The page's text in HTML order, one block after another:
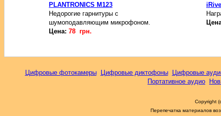
PLANTRONICS M123
Недорогие гарнитуры с
шумоподавляющим микрофоном.
Цена: 78 грн.
Цифровые фотокамеры Цифровые диктофоны
Цифровые
Портативное аудио
Copyright
Перепечатка материалов